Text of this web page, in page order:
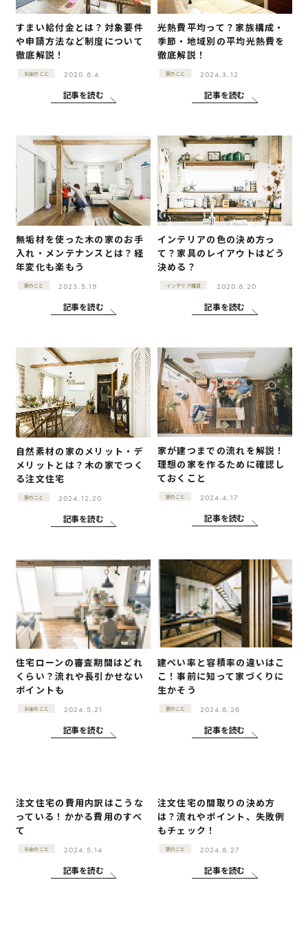
すまい給付金とは？対象要件
や申請方法など制度について
徹底解説！
お金のこと 2020.8.4
記事を読む
光熱費平均って？家族構成・
季節・地域別の平均光熱費を
徹底解説！
家のこと 2024.3.12
記事を読む
無垢材を使った木の家のお手
入れ・メンテナンスとは？経
年変化も楽もう
家のこと 2023.5.19
記事を読む
インテリアの色の決め方っ
て？家具のレイアウトはどう
決める？
インテリア雑貨 2020.8.20
記事を読む
自然素材の家のメリット・デ
メリットとは？木の家でつく
る注文住宅
家のこと 2024.12.20
記事を読む
家が建つまでの流れを解説！
理想の家を作るために確認し
ておくこと
家のこと 2024.4.17
記事を読む
住宅ローンの審査期間はどれ
くらい？流れや長引かせない
ポイントも
お金のこと 2024.5.21
記事を読む
建ぺい率と容積率の違いはこ
こ！事前に知って家づくりに
生かそう
家のこと 2024.8.26
記事を読む
注文住宅の費用内訳はこうな
っている！かかる費用のすべ
て
お金のこと 2024.5.14
記事を読む
注文住宅の間取りの決め方
は？流れやポイント、失敗例
もチェック！
家のこと 2024.8.27
記事を読む